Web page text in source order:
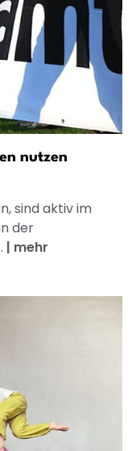
nutzen
sind aktiv im
der
| mehr